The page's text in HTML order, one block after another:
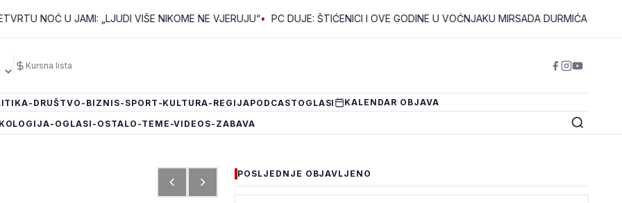
U JAMI: „LJUDI VIŠE NIKOME NE VJERUJU“• PC DUJE: ŠTIĆENICI I OVE GODINE U VOĆNJAKU MIRSADA DURMIĆA• VLADA ZDK:
Kursna lista
-DRUŠTVO -BIZNIS-SPORT -KULTURA-REGIJAPODCAST OGLASI KALENDAR OBJAVA
-OGLASI -OSTALO -TEME -VIDEOS-ZABAVA
POSLJEDNJE OBJAVLJENO